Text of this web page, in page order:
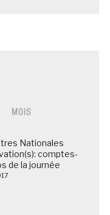
MOIS
Nationales
comptes-
de la journée